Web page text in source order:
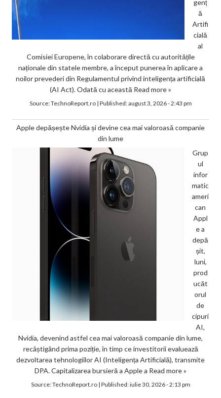
genț
ă
Artifi
cială
al
Comisiei Europene, în colaborare directă cu autoritățile
naționale din statele membre, a început punerea în aplicare a
noilor prevederi din Regulamentul privind inteligența artificială
(AI Act). Odată cu această Read more »
Source:TechnoReport.ro| Published:august 3, 2026 - 2:43 pm
Apple depășește Nvidia și devine cea mai valoroasă companie
din lume
Grup
ul
infor
matic
ameri
can
Appl
e a
depă
șit,
luni,
prod
ucăt
orul
de
cipuri
AI,
Nvidia, devenind astfel cea mai valoroasă companie din lume,
recâștigând prima poziție, în timp ce investitorii evaluează
dezvoltarea tehnologiilor AI (Inteligența Artificială), transmite
DPA. Capitalizarea bursieră a Apple a Read more »
Source:TechnoReport.ro| Published:iulie 30, 2026 - 2:13 pm